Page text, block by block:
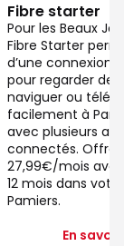
Fibre starter
Pour les Beaux
Fibre Starter
d’une connexion
pour regarder des
naviguer ou
facilement à
avec plusieurs
connectés. Offre
27,99€/mois
12 mois dans
Pamiers.
En